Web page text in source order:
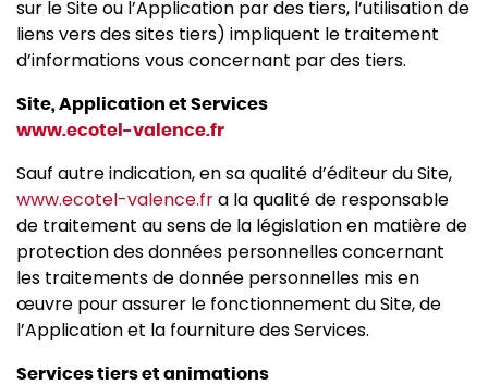
sur le Site ou l’Application par des tiers, l’utilisation de
liens vers des sites tiers) impliquent le traitement
d’informations vous concernant par des tiers.
Site, Application et Services
www.ecotel-valence.fr
Sauf autre indication, en sa qualité d’éditeur du Site,
www.ecotel-valence.fra la qualité de responsable
de traitement au sens de la législation en matière de
protection des données personnelles concernant
les traitements de donnée personnelles mis en
œuvre pour assurer le fonctionnement du Site, de
l’Application et la fourniture des Services.
Services tiers et animations